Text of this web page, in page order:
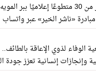
أكثر من 30 متطوعًا إعلاميًا ببر
«ناشر الخير» عبر واتساب
الوفاء لذوي الإعاقة
وإنجازات إنسانية تعزز جودة